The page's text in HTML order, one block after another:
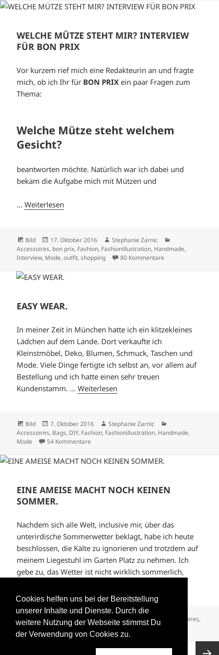
Cookies helfen uns bei der Bereitstellung
unserer Inhalte und Dienste. Durch die
weitere Nutzung der Webseite stimmst Du
der Verwendung von Cookies zu.
WELCHE MÜTZE STEHT MIR? INTERVIEW
FÜR BON PRIX
Vor kurzem rief mich eine Redakteurin an und fragte
mich, ob ich Ihr für BON PRIX ein paar Fragen zum
Thema:
Welche Mütze steht welchem
Gesicht?
beantworten möchte. Natürlich war ich dabei und
bekam die Aufgabe mich mit Mützen und
…Weiterlesen
Format
Bild
Veröffentlicht
am
17. Oktober 2016 Autor
Stephanie Zarnic
Accessoires, bon prix, Fashion, Fashionillustration, Handmade,
Interview, Mode,outfit,shopping 80 Kommentare
EASY WEAR.
In meiner Zeit in München hatte ich ein klitzekleines
Lädchen auf dem Lande. Dort verkaufte ich
Kleinstmöbel, Deko, Blumen, Schmuck, Taschen und
Mode. Viele Dinge fertigte ich selbst an, vor allem auf
Bestellung und ich hatte einen sehr treuen
Kundenstamm. …Weiterlesen
Format
Bild
Veröffentlicht
am
7. Oktober 2016 Autor
Stephanie Zarnic
Accessoires, Bags, DIY, Fashion, Fashionillustration, Handmade,
Mode
54 Kommentare
EINE AMEISE MACHT NOCH KEINEN
SOMMER.
Nachdem sich alle Welt, inclusive mir, über das
unterirdische Sommerwetter beklagt, habe ich heute
beschlossen, die Kälte zu ignorieren und trotzdem auf
meinem Liegestuhl im Garten Platz zu nehmen. Ich
gebe zu, das Wetter ist nicht wirklich sommerlich,
Format
Bild
Veröffentlicht
am
3. August 2016 Autor
Stephanie Zarnic Kategorien
Accessoires,
Fashion, Feel Good,Garten,Mode,outfit 53 Kommentare